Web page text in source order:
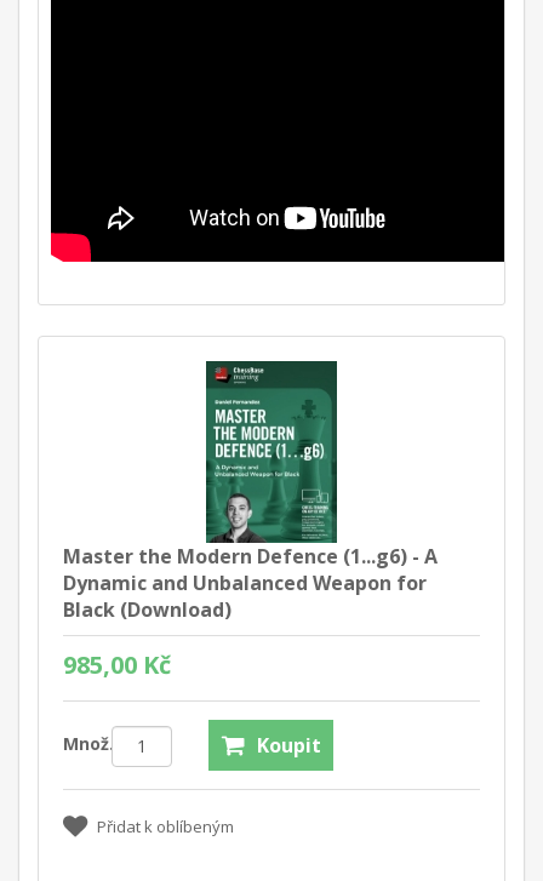
Master the Modern Defence (1...g6) - A
Dynamic and Unbalanced Weapon for
Black (Download)
985,00 Kč
Množ.: Koupit
Přidat k oblíbeným